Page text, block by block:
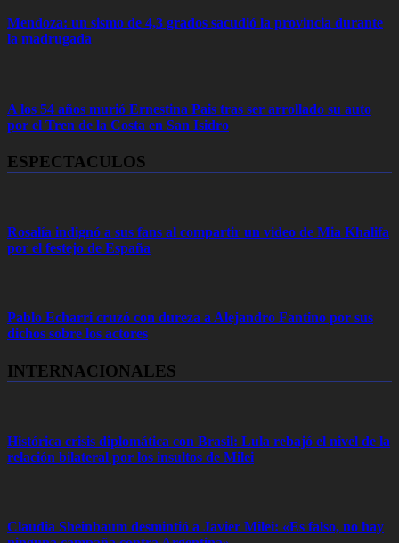
Mendoza: un sismo de 4,3 grados sacudió la provincia durante
la madrugada
A los 54 años murió Ernestina Pais tras ser arrollado su auto
por el Tren de la Costa en San Isidro
ESPECTACULOS
Rosalía indignó a sus fans al compartir un video de Mia Khalifa
por el festejo de España
Pablo Echarri cruzó con dureza a Alejandro Fantino por sus
dichos sobre los actores
INTERNACIONALES
Histórica crisis diplomática con Brasil: Lula rebajó el nivel de la
relación bilateral por los insultos de Milei
Claudia Sheinbaum desmintió a Javier Milei: «Es falso, no hay